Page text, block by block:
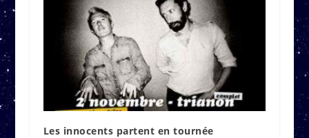
Les innocents partent en tournée